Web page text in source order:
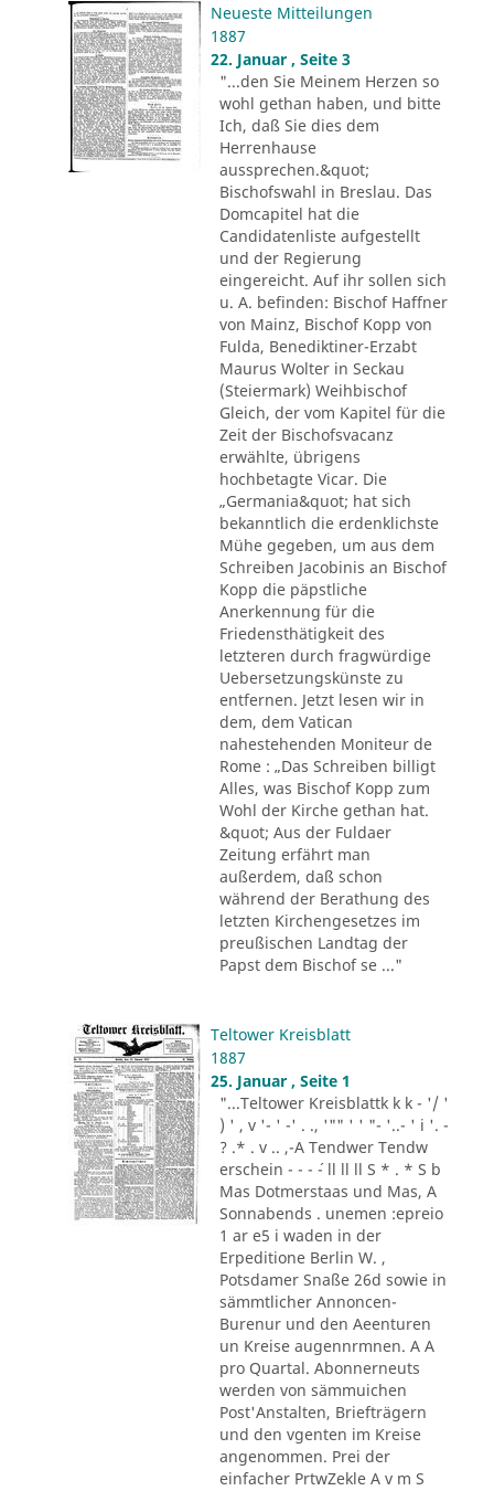
Neueste Mitteilungen
1887
22. Januar , Seite 3
"...den Sie Meinem Herzen so
wohl gethan haben, und bitte
Ich, daß Sie dies dem
Herrenhause
aussprechen.&quot;
Bischofswahl in Breslau. Das
Domcapitel hat die
Candidatenliste aufgestellt
und der Regierung
eingereicht. Auf ihr sollen sich
u. A. befinden: Bischof Haffner
von Mainz, Bischof Kopp von
Fulda, Benediktiner-Erzabt
Maurus Wolter in Seckau
(Steiermark) Weihbischof
Gleich, der vom Kapitel für die
Zeit der Bischofsvacanz
erwählte, übrigens
hochbetagte Vicar. Die
„Germania&quot; hat sich
bekanntlich die erdenklichste
Mühe gegeben, um aus dem
Schreiben Jacobinis an Bischof
Kopp die päpstliche
Anerkennung für die
Friedensthätigkeit des
letzteren durch fragwürdige
Uebersetzungskünste zu
entfernen. Jetzt lesen wir in
dem, dem Vatican
nahestehenden Moniteur de
Rome : „Das Schreiben billigt
Alles, was Bischof Kopp zum
Wohl der Kirche gethan hat.
&quot; Aus der Fuldaer
Zeitung erfährt man
außerdem, daß schon
während der Berathung des
letzten Kirchengesetzes im
preußischen Landtag der
Papst dem Bischof se ..."
Teltower Kreisblatt
1887
25. Januar , Seite 1
"...Teltower Kreisblattk k k - '/ '
) ' , v '- ' -' . ., '"" ' ' "- '..- ' i '. -
? .* . v .. ,-A Tendwer Tendw
erschein - - - ´- ll ll ll S * . * S b
Mas Dotmerstaas und Mas, A
Sonnabends . unemen :epreio
1 ar e5 i waden in der
Erpeditione Berlin W. ,
Potsdamer Snaße 26d sowie in
sämmtlicher Annoncen-
Burenur und den Aeenturen
un Kreise augennrmnen. A A
pro Quartal. Abonnerneuts
werden von sämmuichen
Post'Anstalten, Briefträgern
und den vgenten im Kreise
angenommen. Prei der
einfacher PrtwZekle A v m S